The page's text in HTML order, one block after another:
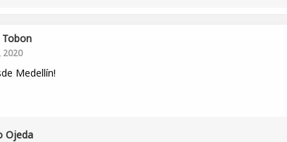
Tobon
2020
Medellín!
Ojeda